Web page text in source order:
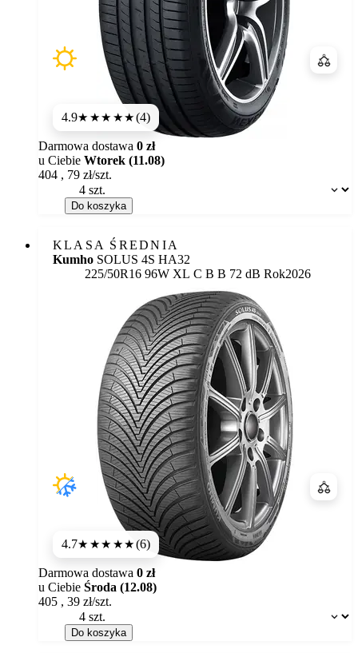
4.9★★★★★(4)
Dostępność:
Darmowa dostawa 0 zł
u Ciebie Wtorek (11.08)
404 , 79 zł/szt.
Do koszyka
KLASA ŚREDNIA
Kumho SOLUS 4S HA32
225/50R16 96W XL Etykieta:
C B B 72 dB Rok2026
4.7★★★★★(6)
Dostępność:
Darmowa dostawa 0 zł
u Ciebie Środa (12.08)
405 , 39 zł/szt.
Do koszyka